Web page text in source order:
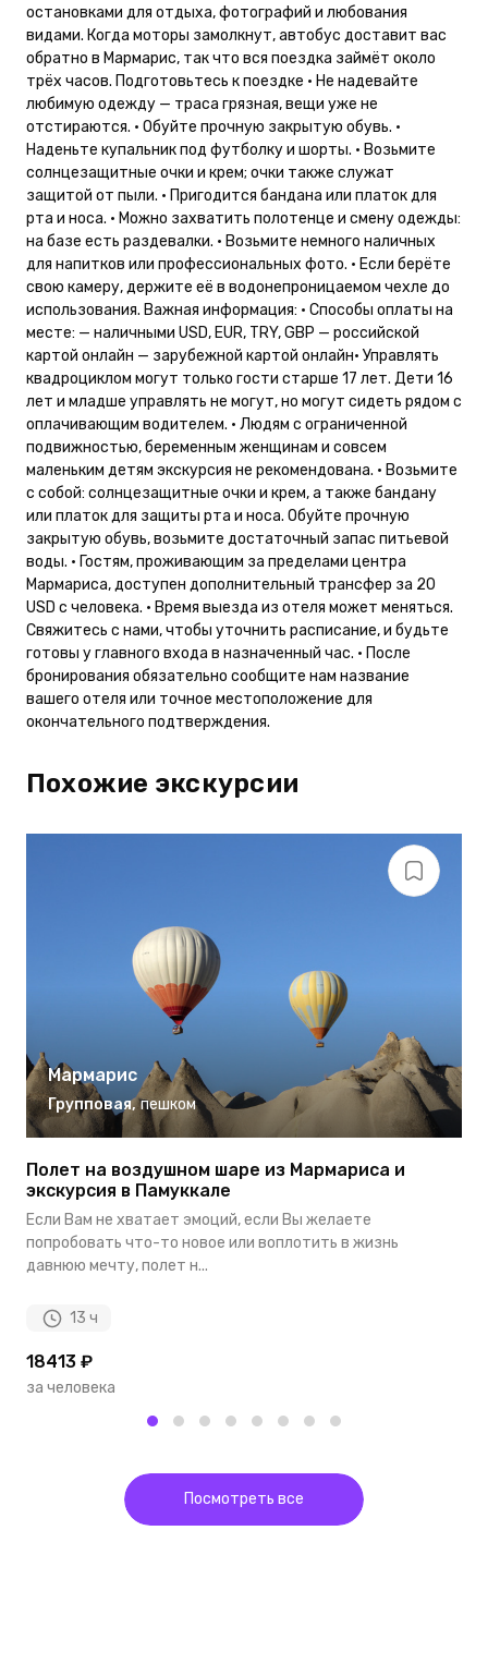
остановками для отдыха, фотографий и любования
видами. Когда моторы замолкнут, автобус доставит вас
обратно в Мармарис, так что вся поездка займёт около
трёх часов. Подготовьтесь к поездке • Не надевайте
любимую одежду — траса грязная, вещи уже не
отстираются. • Обуйте прочную закрытую обувь. •
Наденьте купальник под футболку и шорты. • Возьмите
солнцезащитные очки и крем; очки также служат
защитой от пыли. • Пригодится бандана или платок для
рта и носа. • Можно захватить полотенце и смену одежды:
на базе есть раздевалки. • Возьмите немного наличных
для напитков или профессиональных фото. • Если берёте
свою камеру, держите её в водонепроницаемом чехле до
использования. Важная информация: • Способы оплаты на
месте: — наличными USD, EUR, TRY, GBP — российской
картой онлайн — зарубежной картой онлайн• Управлять
квадроциклом могут только гости старше 17 лет. Дети 16
лет и младше управлять не могут, но могут сидеть рядом с
оплачивающим водителем. • Людям с ограниченной
подвижностью, беременным женщинам и совсем
маленьким детям экскурсия не рекомендована. • Возьмите
с собой: солнцезащитные очки и крем, а также бандану
или платок для защиты рта и носа. Обуйте прочную
закрытую обувь, возьмите достаточный запас питьевой
воды. • Гостям, проживающим за пределами центра
Мармариса, доступен дополнительный трансфер за 20
USD с человека. • Время выезда из отеля может меняться.
Свяжитесь с нами, чтобы уточнить расписание, и будьте
готовы у главного входа в назначенный час. • После
бронирования обязательно сообщите нам название
вашего отеля или точное местоположение для
окончательного подтверждения.
Похожие экскурсии
Мармарис
Групповая, пешком
Полет на воздушном шаре из Мармариса и
экскурсия в Памуккале
Если Вам не хватает эмоций, если Вы желаете
попробовать что-то новое или воплотить в жизнь
давнюю мечту, полет н...
13 ч
18413 ₽
за человека
Посмотреть все